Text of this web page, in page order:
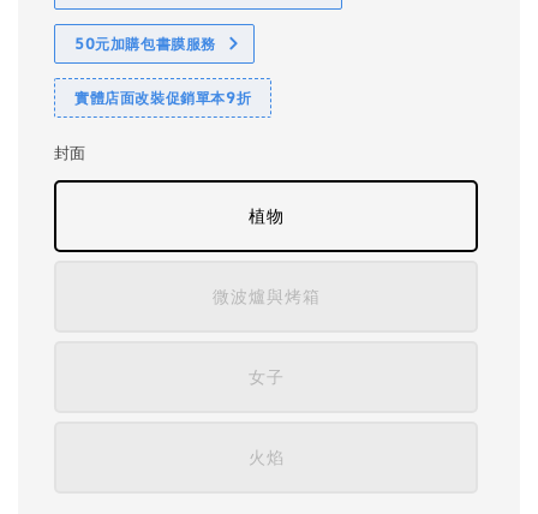
50元加購包書膜服務
實體店面改裝促銷單本9折
封面
植物
微波爐與烤箱
女子
火焰